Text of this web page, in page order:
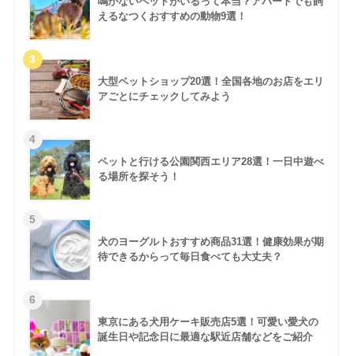
えるなつくおすすめの動物9選！
大型ペットショップ20選！全国各地のお店をエリ
アごとにチェックしてみよう
ペットと行ける公園関西エリア28選！一日中遊べ
る場所を探そう！
犬のヨーグルトおすすめ商品31選！健康効果が期
待できるからって毎日食べても大丈夫？
東京にある犬用ケーキ販売店5選！可愛い愛犬の
誕生日や記念日に最適な駅近店舗などをご紹介